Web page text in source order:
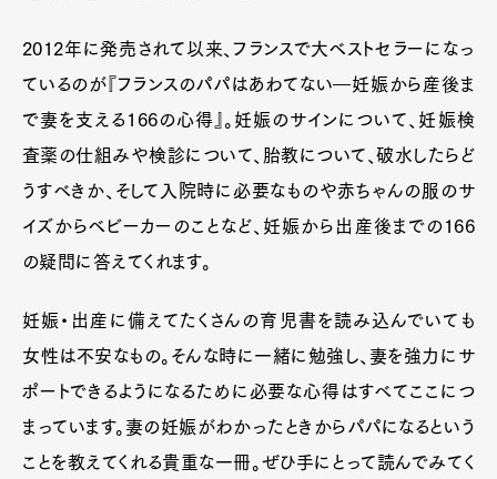
2012年に発売されて以来、フランスで大ベストセラーになっ
ているのが『フランスのパパはあわてない―妊娠から産後ま
で妻を支える166の心得』。妊娠のサインについて、妊娠検
査薬の仕組みや検診について、胎教について、破水したらど
うすべきか、そして入院時に必要なものや赤ちゃんの服のサ
イズからベビーカーのことなど、妊娠から出産後までの166
の疑問に答えてくれます。
妊娠・出産に備えてたくさんの育児書を読み込んでいても
女性は不安なもの。そんな時に一緒に勉強し、妻を強力にサ
ポートできるようになるために必要な心得はすべてここにつ
まっています。妻の妊娠がわかったときからパパになるという
ことを教えてくれる貴重な一冊。ぜひ手にとって読んでみてく